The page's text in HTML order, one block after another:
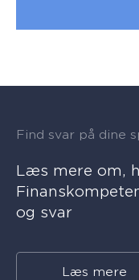
Find svar på dine
Læs mere om,
og svar
Læs mere